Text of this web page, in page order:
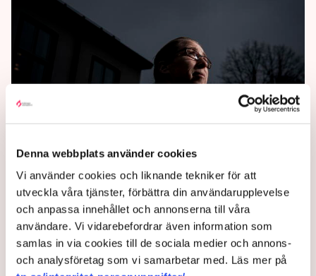
Denna webbplats använder cookies
Vi använder cookies och liknande tekniker för att
utveckla våra tjänster, förbättra din användarupplevelse
och anpassa innehållet och annonserna till våra
användare. Vi vidarebefordrar även information som
samlas in via cookies till de sociala medier och annons-
och analysföretag som vi samarbetar med. Läs mer på
Sverige i rymden
Vårt beroende av rymden blir bara större – och
därmed ökar även risken för att konflikter kommer
att utspela sig just där.
3 years ago | Av: TT